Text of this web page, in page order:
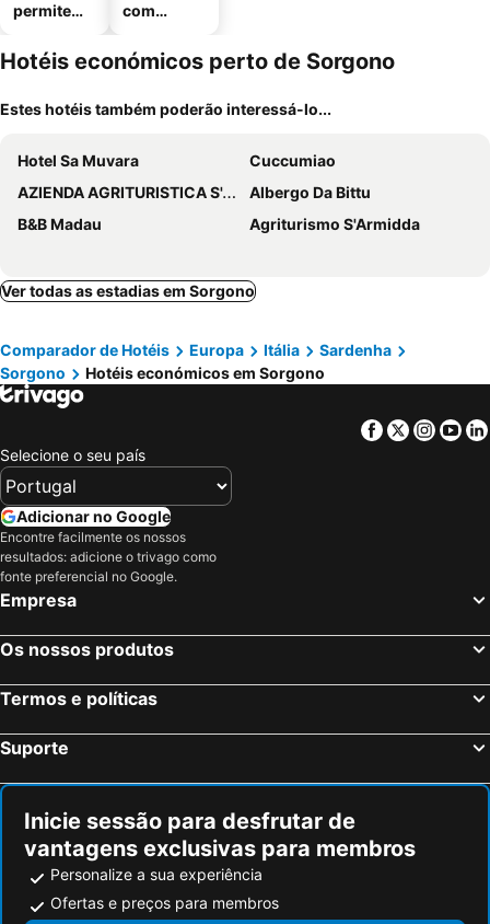
permitem
com
mento
Hotéis económicos perto de Sorgono
Estes hotéis também poderão interessá-lo...
Hotel Sa Muvara
Cuccumiao
AZIENDA AGRITURISTICA S'ARGALASI - B&B - AFFITTACAMERE Loc S'Argalasi Austis
Albergo Da Bittu
B&B Madau
Agriturismo S'Armidda
Ver todas as estadias em Sorgono
Comparador de Hotéis Europa Itália
Sardenha
Sorgono
Hotéis económicos em Sorgono
Facebook
Twitter
Selecione o seu país
Adicionar no Google
Encontre facilmente os nossos
resultados: adicione o trivago como
fonte preferencial no Google.
Empresa
Os nossos produtos
Termos e políticas
Suporte
Inicie sessão para desfrutar de
vantagens exclusivas para membros
Personalize a sua experiência
Ofertas e preços para membros